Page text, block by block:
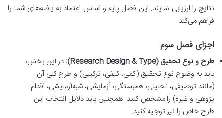
نتایج را ارزیابی نمایند. این فصل پایه و اساس اعتماد به یافته‌های شما را
فراهم می‌کند.
اجزای فصل سوم
طرح و نوع تحقیق (Research Design & Type):
در این بخش،
باید به وضوح نوع تحقیق (کمی، کیفی، ترکیبی) و طرح کلی آن
(مانند توصیفی، تحلیلی، همبستگی، آزمایشی، شبه‌آزمایشی، اقدام
پژوهی و غیره) را مشخص کنید. همچنین باید دلایل انتخاب این
طرح خاص را نیز توجیه کنید.